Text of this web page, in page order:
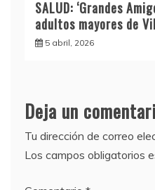
SALUD: ‘Grandes
adultos mayores de
5 abril, 2026
Deja un
Tu dirección de correo
Los campos obligatorios